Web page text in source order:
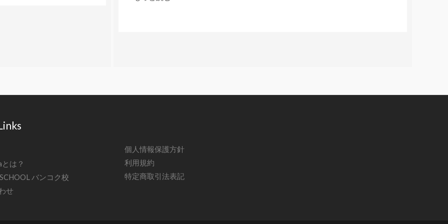
は？
バンコク校
せ
個人情報保護方針
利用規約
特定商取引法表記